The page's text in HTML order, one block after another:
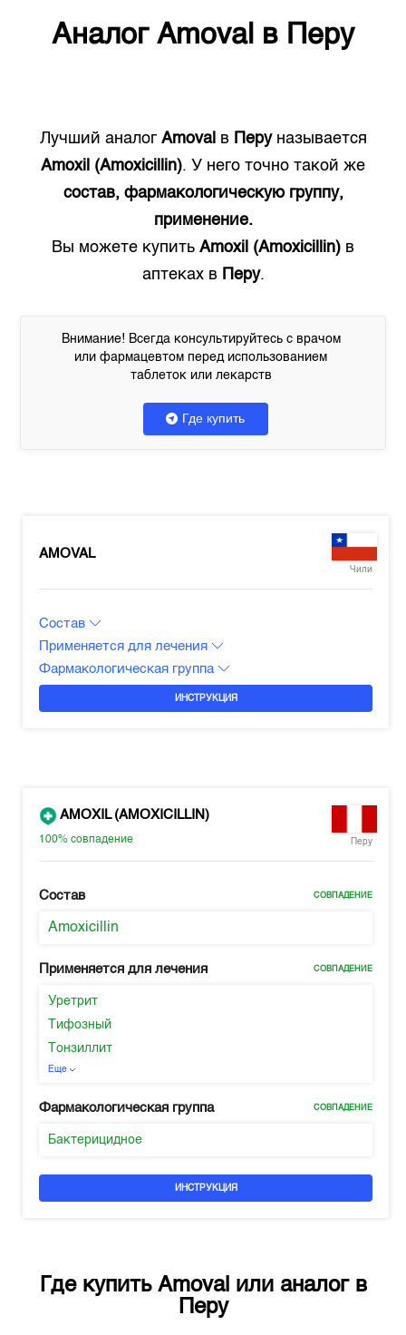
Аналог Amoval в Перу
Лучший аналог Amoval в Перуназывается
Amoxil (Amoxicillin). У него точно такой же
состав, фармакологическую группу,
применение.
Вы можете купить Amoxil (Amoxicillin) в
аптеках в Перу.
Внимание! Всегда консультируйтесь с врачом
или фармацевтом перед использованием
таблеток или лекарств
Где купить
AMOVAL
Чили
Состав
Применяется для лечения
Фармакологическая группа
ИНСТРУКЦИЯ
AMOXIL (AMOXICILLIN)
100%совпадение Перу
Состав СОВПАДЕНИЕ
Amoxicillin
Применяется для лечения СОВПАДЕНИЕ
Уретрит
Тифозный
Тонзиллит
Еще
Фармакологическая группа СОВПАДЕНИЕ
Бактерицидное
ИНСТРУКЦИЯ
Где купить Amovalили аналог в
Перу